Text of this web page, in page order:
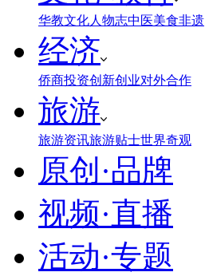
华教文化人物志中医美食非遗
经济
侨商投资创新创业对外合作
旅游
旅游资讯旅游贴士世界奇观
原创·品牌
视频·直播
活动·专题